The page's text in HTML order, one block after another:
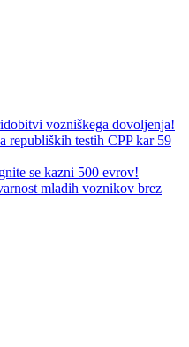
vozniškega dovoljenja!
republiških testih CPP kar 59
se kazni 500 evrov!
mladih voznikov brez